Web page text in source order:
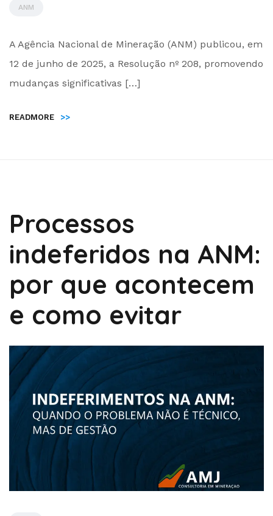
ANM
by
A Agência Nacional de Mineração (ANM) publicou, em
12 de junho de 2025, a Resolução nº 208, promovendo
mudanças significativas […]
READMORE >>
Processos
indeferidos na ANM:
por que acontecem
e como evitar